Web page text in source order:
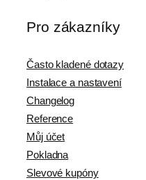
Pro zákazníky
Často kladené dotazy
Instalace a nastavení
Changelog
Reference
Můj účet
Pokladna
Slevové kupóny